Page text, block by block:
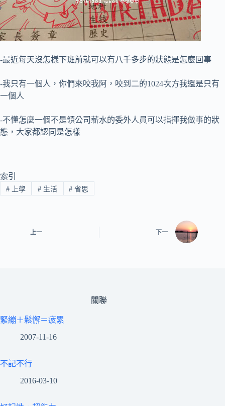
-最近每天沒怎樣下班前就可以有八千多步的狀態是怎麼回事
-我只有一個人，你們來咬我阿，咬到二的1024次方我還是只有
一個人
-不懂怎麼一個不是領公司薪水的委外人員可以指揮我做事的狀
態，大家都認同是怎樣
索引
#上學 #生活 # 省思
上一 下一
關聯
緊繃＋鬆懈＝疲累
2007-11-16
不記不行
2016-03-10